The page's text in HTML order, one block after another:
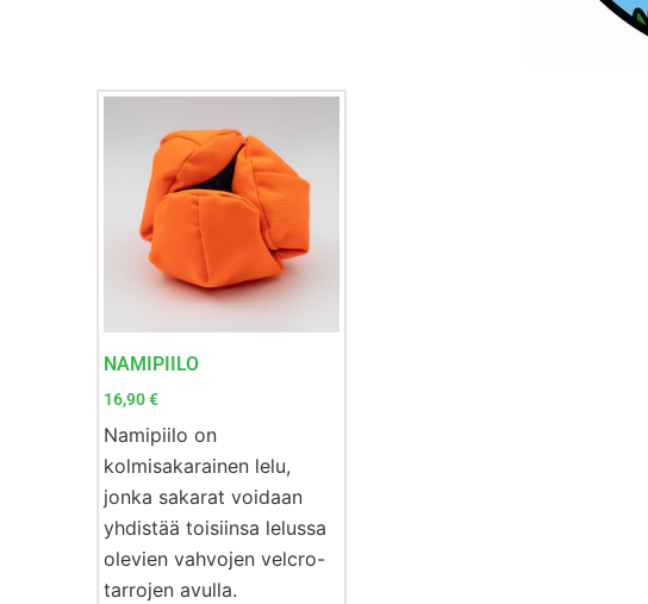
NAMIPIILO
16,90€
Namipiilo on
kolmisakarainen lelu,
jonka sakarat voidaan
yhdistää toisiinsa lelussa
olevien vahvojen velcro-
tarrojen avulla.